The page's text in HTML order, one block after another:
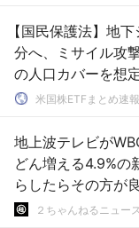
【国民保護法】地
分へ、ミサイル攻
の人口カバーを想
米国株ETFまとめ速報
地上波テレビが
どん増える4.9%の新規会
らしたらその方が
２ちゃんねるニュー